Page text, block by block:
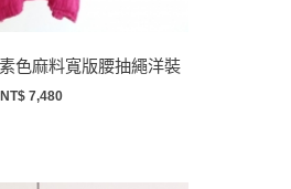
色麻料寬版腰抽繩洋裝
NT$ 7,480